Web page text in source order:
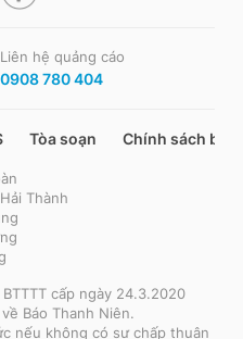
Liên hệ quảng cáo
0908 780 404
Tòa soạn Chính sách bảo
Thành
cấp ngày 24.3.2020
Báo Thanh Niên.
nếu không có sự chấp thuận